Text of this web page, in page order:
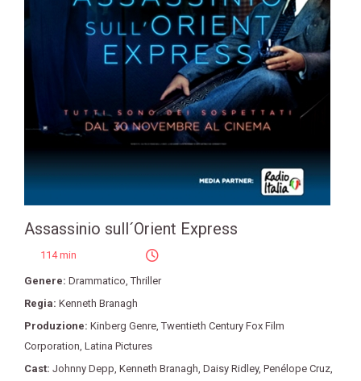
Assassinio sull´Orient Express
114 min
Genere: Drammatico ,Thriller
Regia: Kenneth Branagh
Produzione: Kinberg Genre ,Twentieth Century Fox Film
Corporation Latina Pictures
Cast: Johnny Depp Kenneth Branagh Daisy Ridley, Penélope Cruz